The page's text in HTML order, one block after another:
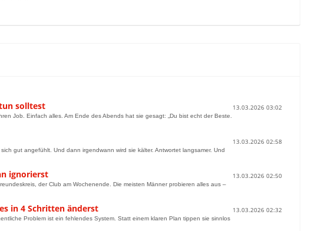
solltest 13.03.2026 03:02
Job. Einfach alles. Am Ende des Abends hat sie gesagt: „Du bist echt der Beste.
13.03.2026 02:58
gut angefühlt. Und dann irgendwann wird sie kälter. Antwortet langsamer. Und
ignorierst 13.03.2026 02:50
der Club am Wochenende. Die meisten Männer probieren alles aus –
in 4 Schritten änderst 13.03.2026 02:32
Problem ist ein fehlendes System. Statt einem klaren Plan tippen sie sinnlos